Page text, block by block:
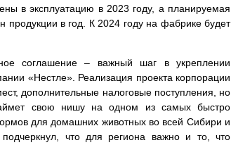
в эксплуатацию в 2023 году, а планируемая
продукции в год. К 2024 году на фабрике будет
соглашение – важный шаг в укреплении
«Нестле». Реализация проекта корпорации
дополнительные налоговые поступления, но
свою нишу на одном из самых быстро
для домашних животных во всей Сибири и
что для региона важно и то, что